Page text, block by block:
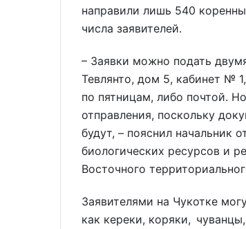
направили лишь 540
числа заявителей.
– Заявки можно подать
Тевлянто, дом 5, кабинет №
по пятницам, либо почтой.
отправления, поскольку
будут, – пояснил начальник
биологических ресурсов и
Восточного
Заявителями на Чукотке
как кереки, коряки,